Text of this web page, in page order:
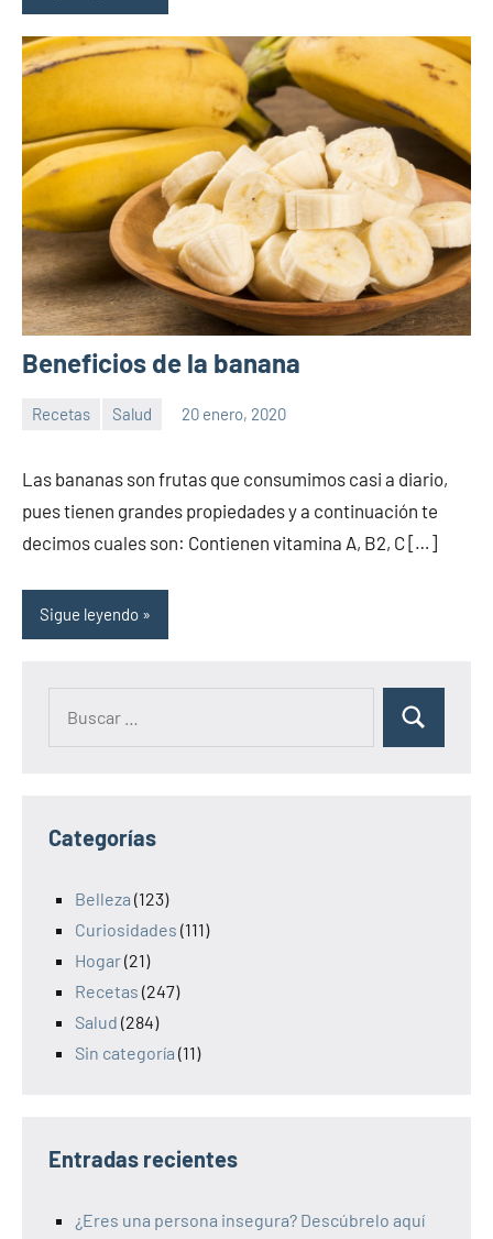
Beneficios de la banana
Recetas Salud 20 enero, 2020
la
salud
comentarios
Las bananas son frutas que consumimos casi a diario,
pues tienen grandes propiedades y a continuación te
decimos cuales son: Contienen vitamina A, B2, C […]
Sigue leyendo
Categorías
Belleza (123)
Curiosidades (111)
Hogar(21)
Recetas (247)
Salud (284)
Sin categoría (11)
Entradas recientes
¿Eres una persona insegura? Descúbrelo aquí